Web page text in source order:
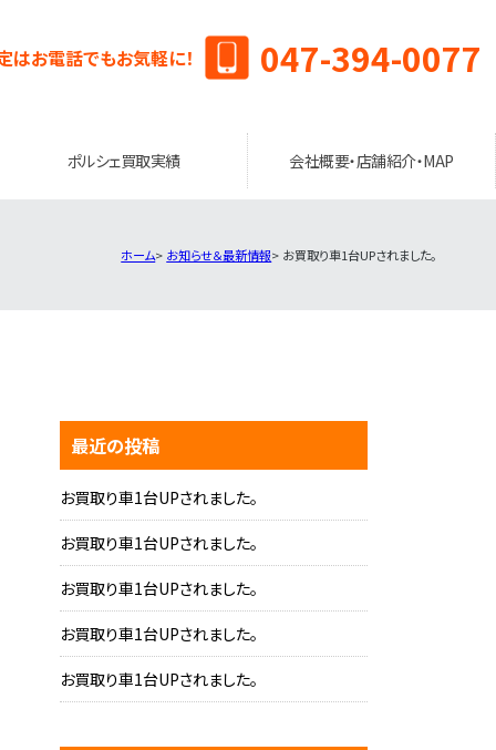
はお電話でもお気軽に！ 047-394-0077
ポルシェ買取実績 会社概要・店舗紹介・MAP
ホーム お知らせ＆最新情報 お買取り車1台UPされました。
最近の投稿
お買取り車1台UPされました。
お買取り車1台UPされました。
お買取り車1台UPされました。
お買取り車1台UPされました。
お買取り車1台UPされました。